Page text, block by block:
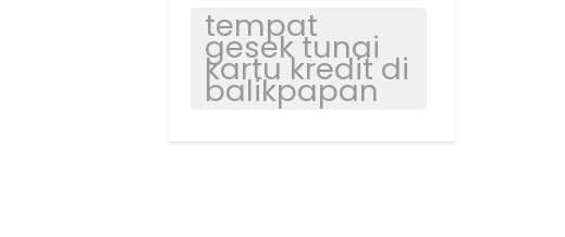
tempat
gesek tunai
kartu kredit di
balikpapan